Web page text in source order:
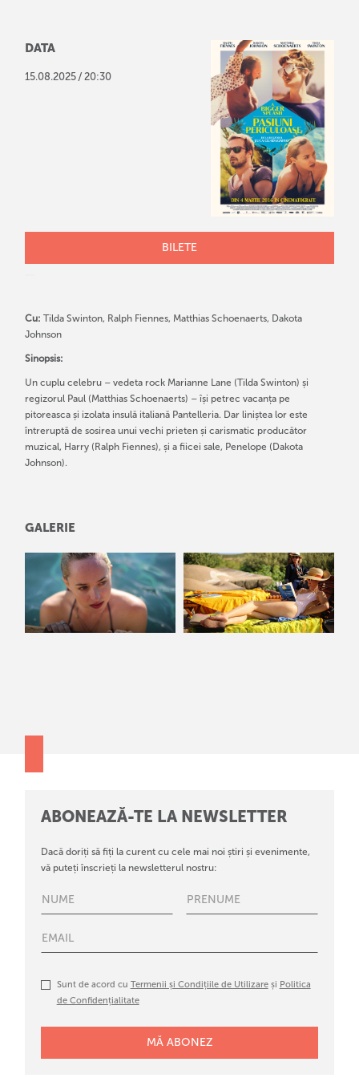
DATA
15.08.2025 / 20:30
BILETE
Cu: Tilda Swinton, Ralph Fiennes, Matthias Schoenaerts, Dakota
Johnson
Sinopsis:
Un cuplu celebru – vedeta rock Marianne Lane (Tilda Swinton) și
regizorul Paul (Matthias Schoenaerts) – își petrec vacanța pe
pitoreasca și izolata insulă italiană Pantelleria. Dar liniștea lor este
întreruptă de sosirea unui vechi prieten și carismatic producător
muzical, Harry (Ralph Fiennes), și a fiicei sale, Penelope (Dakota
Johnson).
GALERIE
ABONEAZĂ-TE LA NEWSLETTER
Dacă doriți să fiți la curent cu cele mai noi știri și evenimente,
vă puteți înscrieți la newsletterul nostru:
Sunt de acord cu Termenii și Condițiile de Utilizareși Politica
de Confidențialitate